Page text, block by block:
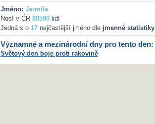
Jméno: Jarmila
Nosí v ČR 80590lidí
Jedná s o 17nejčastější jméno dle jmenné statistiky
Významné a mezinárodní dny pro tento den:
Světový den boje proti rakovině